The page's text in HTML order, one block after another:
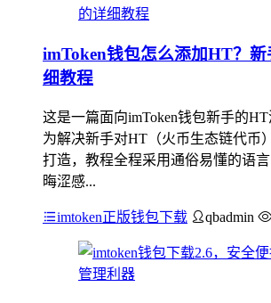
imToken钱包怎么添加HT？
细教程
这是一篇面向imToken钱包新手的
为解决新手对HT（火币生态链代币
打造，教程全程采用通俗易懂的语
晦涩感...
imtoken正版钱包下载 qbadmin